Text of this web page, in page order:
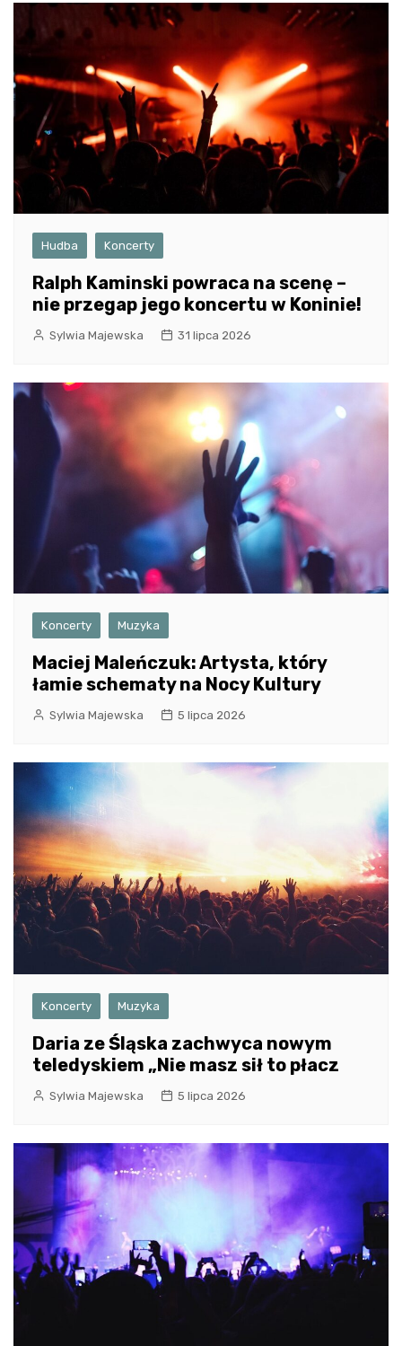
Hudba Koncerty
Ralph Kaminski powraca na scenę –
nie przegap jego koncertu w Koninie!
Sylwia Majewska 31 lipca 2026
Koncerty Muzyka
Maciej Maleńczuk: Artysta, który
łamie schematy na Nocy Kultury
Sylwia Majewska 5 lipca 2026
Koncerty Muzyka
Daria ze Śląska zachwyca nowym
teledyskiem „Nie masz sił to płacz
Sylwia Majewska 5 lipca 2026